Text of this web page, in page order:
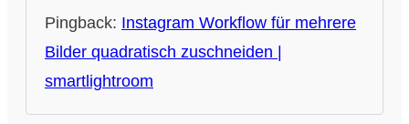
Pingback: Instagram Workflow für mehrere
Bilder quadratisch zuschneiden |
smartlightroom